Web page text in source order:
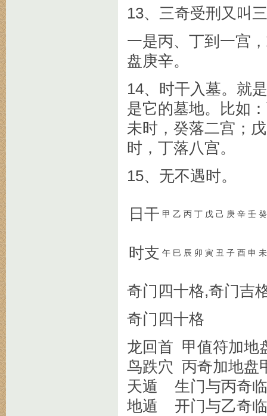
13、三奇受刑又叫
一是丙、丁到一宫
盘庚辛。
14、时干入墓。就
是它的墓地。比如
未时，癸落二宫；
时，丁落八宫。
15、无不遇时。
日干 甲 乙 丙 丁 戊 己 庚 辛 壬 癸
时支 午 巳 辰 卯 寅 丑 子 酉 申 未
奇门四十格,奇门吉
奇门四十格
龙回首 甲值符加地
鸟跌穴 丙奇加地盘
天遁 生门与丙奇
地遁 开门与乙奇